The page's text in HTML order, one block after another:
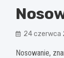
24 czerwca
Nosowanie,